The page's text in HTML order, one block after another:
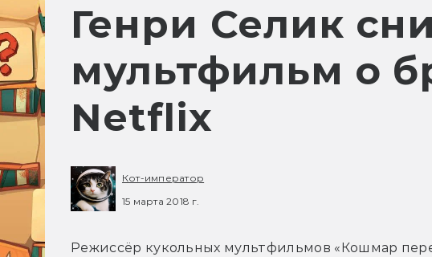
Генри Селик
мультфильм о
Netflix
Кот-император
15 марта 2018 г.
Режиссёр кукольных мультфильмов «Кошмар